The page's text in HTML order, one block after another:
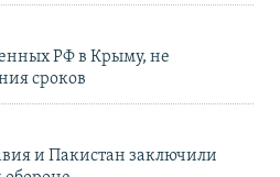
РФ в Крыму, не
сроков
и Пакистан заключили